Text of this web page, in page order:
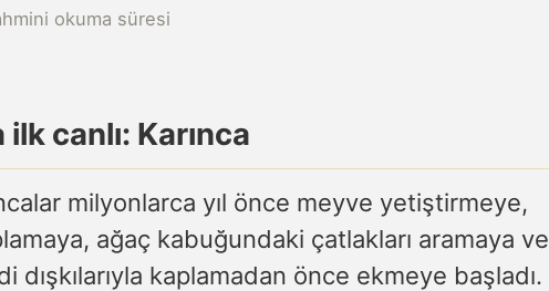
okuma süresi
ilk canlı: Karınca
milyonlarca yıl önce meyve yetiştirmeye,
ağaç kabuğundaki çatlakları aramaya ve
dışkılarıyla kaplamadan önce ekmeye başladı.